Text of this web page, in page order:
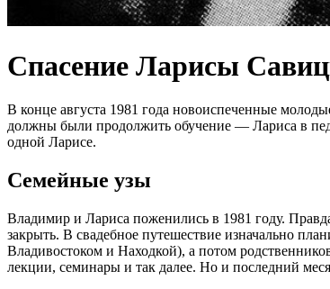
Спасение Ларисы
В конце августа 1981 года новоиспеченные
должны были продолжить обучение — Лариса в
одной Ларисе.
Семейные узы
Владимир и Лариса поженились в 1981 году.
закрыть. В свадебное путешествие изначально
Владивостоком и Находкой), а потом
лекции, семинары и так далее. Но и последний